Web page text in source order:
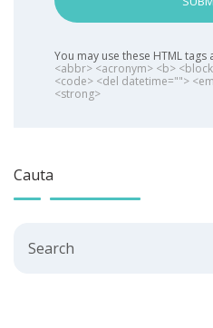
You may use these HTML
<abbr> <acronym> <b>
<code> <del datetime="">
<strong>
Cauta